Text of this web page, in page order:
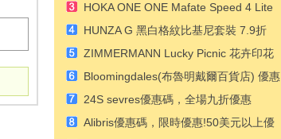
HK$828（約714.81元）
HOKA ONE ONE Mafate Speed 4 Lite
紫色運動鞋 6.3折 HK$918（約792.51
元）
HUNZA G 黑白格紋比基尼套裝 7.9折
HK$1089（約938.61元）
ZIMMERMANN Lucky Picnic 花卉印花
連衣裙 6.3折 HK$4806（約4142.29
元）
Bloomingdales(布魯明戴爾百貨店) 優惠
碼，下次購買可享受 15% 折扣
24S sevres優惠碼，全場九折優惠
Alibris優惠碼，限時優惠!50美元以上優